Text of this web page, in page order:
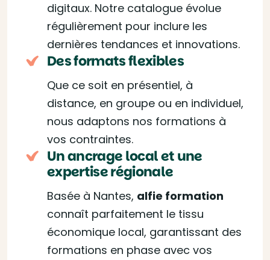
digitaux. Notre catalogue évolue
régulièrement pour inclure les
dernières tendances et innovations.
Des formats flexibles
Que ce soit en présentiel, à
distance, en groupe ou en individuel,
nous adaptons nos formations à
vos contraintes.
Un ancrage local et une
expertise régionale
Basée à Nantes, alfie formation
connaît parfaitement le tissu
économique local, garantissant des
formations en phase avec vos